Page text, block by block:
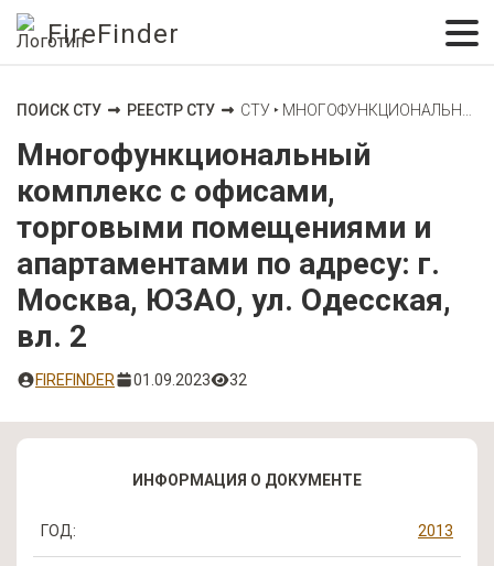
FireFinder
ПОИСК СТУ РЕЕСТР СТУ
Многофункциональный
комплекс с офисами,
торговыми помещениями и
апартаментами по адресу: г.
Москва, ЮЗАО, ул. Одесская,
вл. 2
FIREFINDER 01.09.2023 32
ИНФОРМАЦИЯ О ДОКУМЕНТЕ
ГОД: 2013